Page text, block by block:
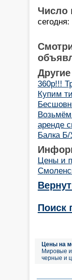
Число
360р!!!
Купим
аренде
Балка
Цены и
Поиск
Цены на
Мировые
черные и